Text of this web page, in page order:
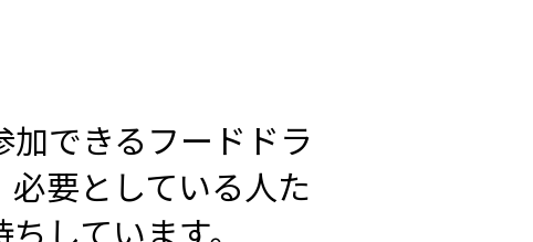
加できるフードドラ
要としている人た
しています。